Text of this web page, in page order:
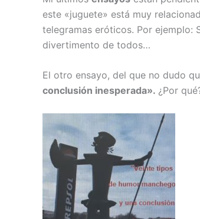
este «juguete» está muy
telegramas eróticos. Por ejemplo:
divertimento de todos…
El otro ensayo, del que no dudo
conclusión inesperada». ¿Por